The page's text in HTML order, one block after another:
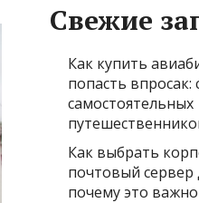
Свежие
Как купить
попасть впросак:
самостоятельных
Как выбрать
почтовый сервер
почему это важно